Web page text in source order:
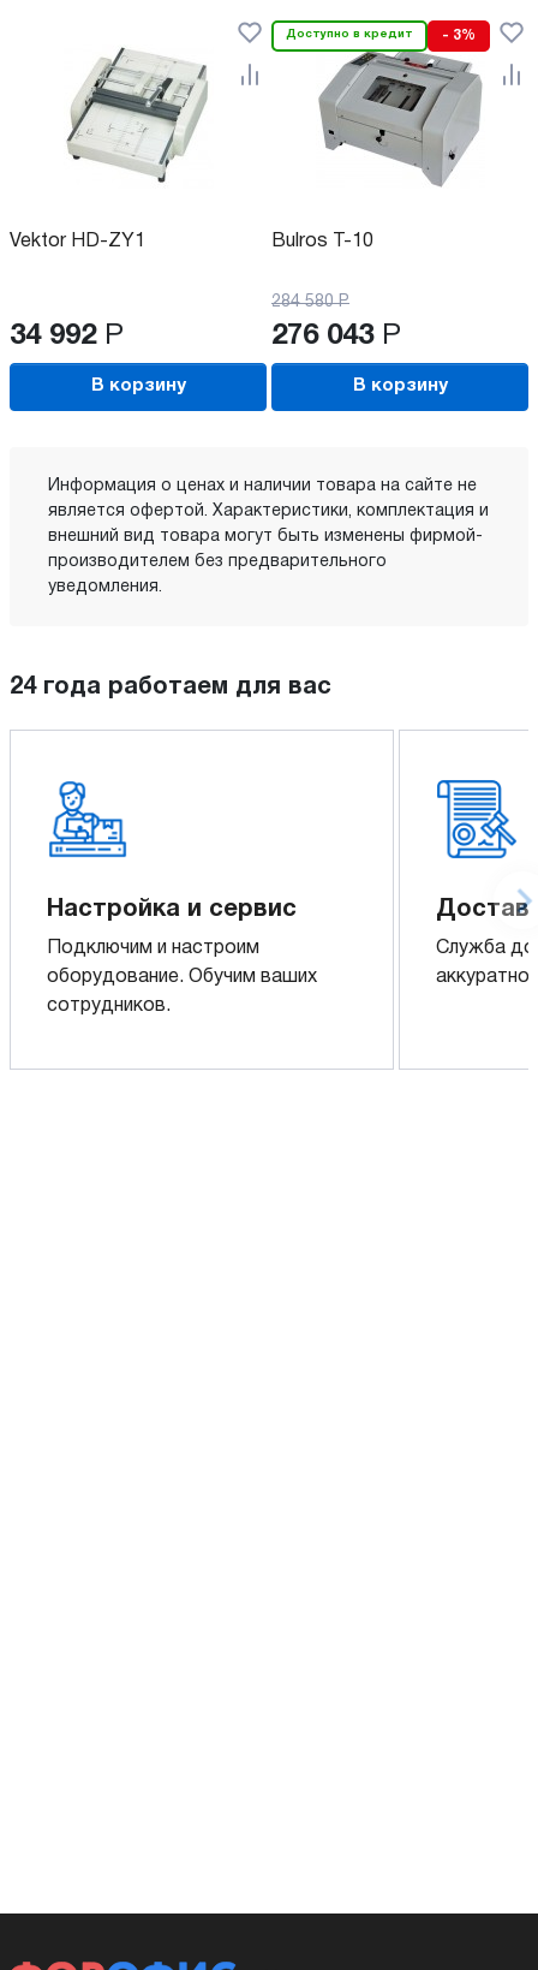
Vektor HD-ZY1
34 992 Р
В корзину
Доступно в кредит - 3%
Bulros T-10
284 580 Р
276 043 Р
В корзину
Информация о ценах и наличии товара на сайте не
является офертой. Характеристики, комплектация и
внешний вид товара могут быть изменены фирмой-
производителем без предварительного
уведомления.
24 года работаем для вас
Настройка и сервис
Подключим и настроим
оборудование. Обучим ваших
сотрудников.
Служба
аккуратно